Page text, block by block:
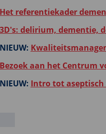
Het referentiekader
3D's: delirium, dementie,
NIEUW:
Bezoek aan het Centrum
NIEUW: Intro tot